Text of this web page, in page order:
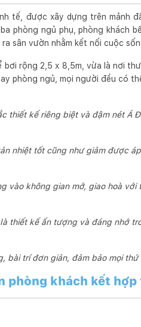
tế, được xây dựng trên mảnh
phòng ngủ phụ, phòng khách
sân vườn nhằm kết nối cuộc
rộng 2,5 x 8,5m, vừa là nơi
phòng ngủ, mọi người đều có
thiết kế riêng biệt và đậm nét Á
nhiệt tốt cũng như giảm được
vào không gian mở, giao hoà với
thiết kế ấn tượng và đáng nhớ
bài trí đơn giản, đảm bảo mọi
phòng khách kết